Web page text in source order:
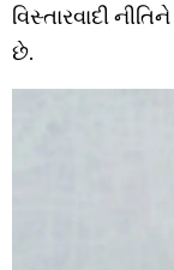
વિસ્તારવાદી
છે.